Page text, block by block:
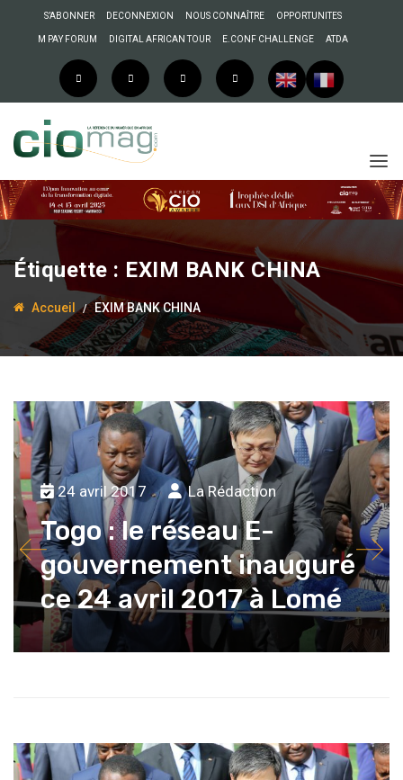
S’ABONNER DECONNEXION NOUS CONNAÎTRE OPPORTUNITES
M PAY FORUM DIGITAL AFRICAN TOUR E.CONF CHALLENGE ATDA
Étiquette : EXIM BANK CHINA
Accueil EXIM BANK CHINA
24 avril 2017 La Rédaction
Togo : le réseau E-
gouvernement inauguré
ce 24 avril 2017 à Lomé